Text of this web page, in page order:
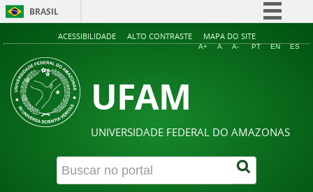
BRASIL
Simplifique!
Acesso à informação
ACESSIBILIDADE ALTO CONTRASTE MAPA DO SITE
A+ A A- PT EN ES
UFAM
UNIVERSIDADE FEDERAL DO AMAZONAS